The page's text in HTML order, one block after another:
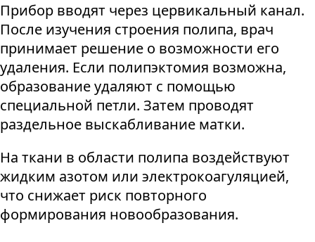
Прибор вводят через цервикальный канал.
После изучения строения полипа, врач
принимает решение о возможности его
удаления. Если полипэктомия возможна,
образование удаляют с помощью
специальной петли. Затем проводят
раздельное выскабливание матки.
На ткани в области полипа воздействуют
жидким азотом или электрокоагуляцией,
что снижает риск повторного
формирования новообразования.